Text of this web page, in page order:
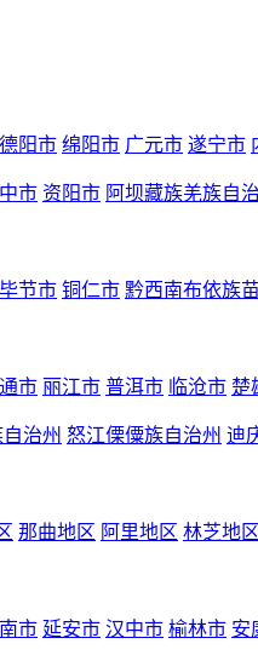
德阳市 绵阳市 广元市 遂宁市
市 资阳市 阿坝藏族羌族自
毕节市 铜仁市 黔西南布依族
市 丽江市 普洱市 临沧市 楚
治州 怒江傈僳族自治州 迪
那曲地区 阿里地区 林芝地区
市 延安市 汉中市 榆林市 安